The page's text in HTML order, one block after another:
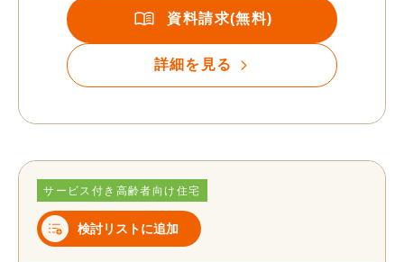
資料請求(無料)
詳細を見る
サービス付き高齢者向け住宅
検討リストに追加